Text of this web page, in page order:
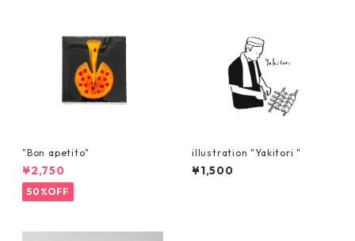
"Bon apetito"
¥2,750
50%OFF
illustration "Yakitori "
¥1,500